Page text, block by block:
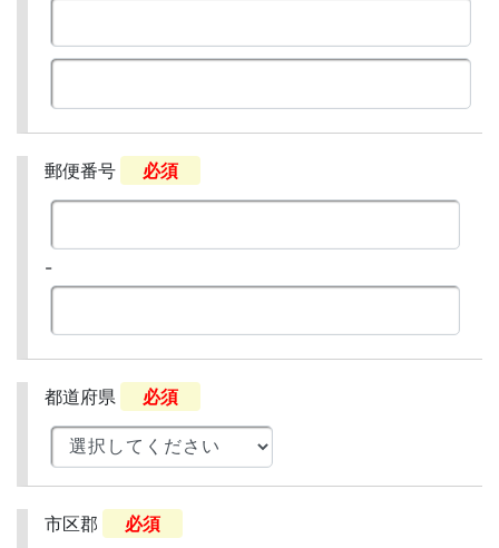
郵便番号 必須
-
都道府県 必須
市区郡 必須